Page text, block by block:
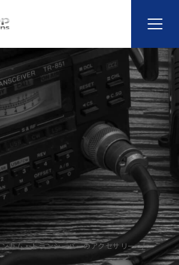
カム・トランシーバーのアクセサリー